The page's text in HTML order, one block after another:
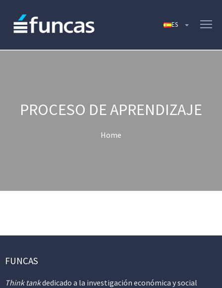
PROCESO DE APRENDIZAJE
Home
FUNCAS
Think tankdedicado a la investigación económica y social